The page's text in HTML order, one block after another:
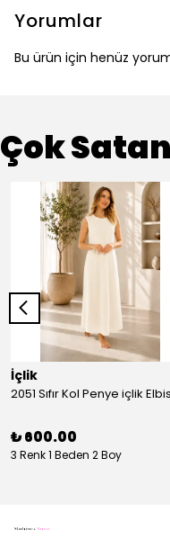
Yorumlar
Bu ürün için henüz
Çok
İçlik
₺ 600.00
3 Renk 1 Beden 2 Boy